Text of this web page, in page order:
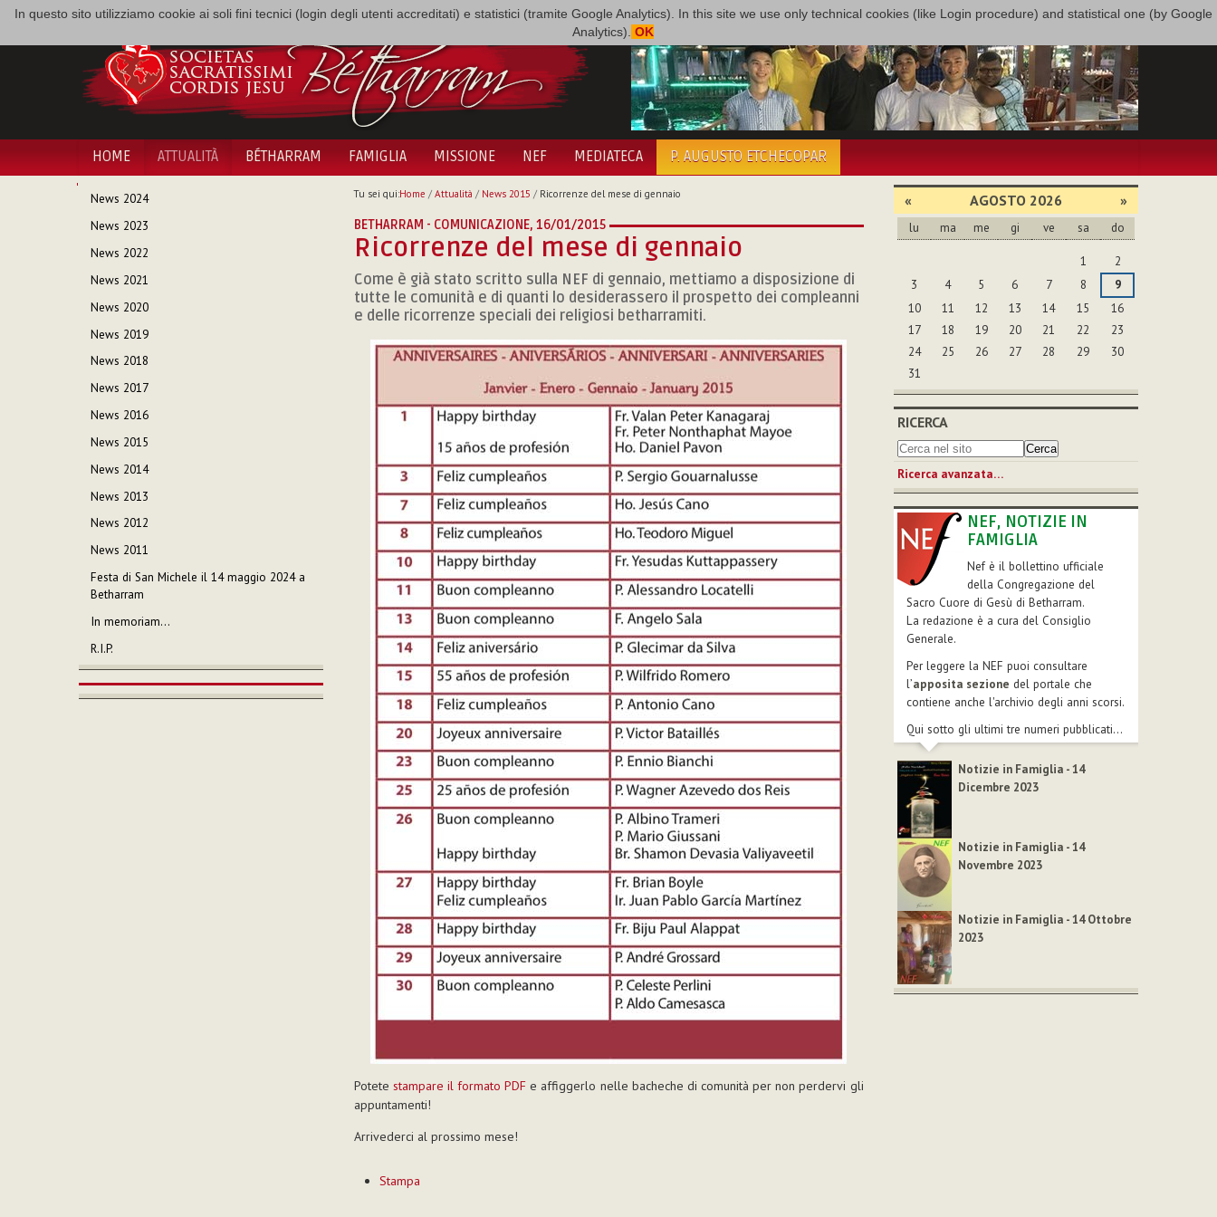
In questo sito utilizziamo cookie ai soli fini tecnici (login degli utenti accreditati) e statistici (tramite Google Analytics). In this site we use only technical cookies (like Login procedure) and statistical one (by Google
Analytics). OK
HOME ATTUALITÀ BÉTHARRAM FAMIGLIA MISSIONE NEF MEDIATECA P. AUGUSTO ETCHECOPAR
NAVIGAZIONE
News 2024
News 2023
News 2022
News 2021
News 2020
News 2019
News 2018
News 2017
News 2016
News 2015
News 2014
News 2013
News 2012
News 2011
Festa di San Michele il 14 maggio 2024 a
Betharram
In memoriam…
R.I.P.
Tu sei qui:Home / Attualità / News 2015 / Ricorrenze del mese di gennaio
BETHARRAM - COMUNICAZIONE, 16/01/2015
Ricorrenze del mese di gennaio
Come è già stato scritto sulla NEF di gennaio, mettiamo a disposizione di
tutte le comunità e di quanti lo desiderassero il prospetto dei compleanni
e delle ricorrenze speciali dei religiosi betharramiti.
Potete stampare il formato PDF e affiggerlo nelle bacheche di comunità per non perdervi gli
appuntamenti!
Arrivederci al prossimo mese!
sul
Stampa
« AGOSTO 2026 »
lu ma me gi ve sa do
1
2
3
4 5 6 7 8
9
10
11 12 13 14 15
16
17
18 19 20 21 22
23
24
25 26 27 28 29
30
31
RICERCA
Ricerca avanzata…
NEF, NOTIZIE IN
FAMIGLIA
Nef è il bollettino ufficiale
della Congregazione del
Sacro Cuore di Gesù di Betharram.
La redazione è a cura del Consiglio
Generale.
Per leggere la NEF puoi consultare
l’apposita sezione del portale che
contiene anche l'archivio degli anni scorsi.
Qui sotto gli ultimi tre numeri pubblicati...
Notizie in Famiglia - 14
Dicembre 2023
Notizie in Famiglia - 14
Novembre 2023
Notizie in Famiglia - 14 Ottobre
2023